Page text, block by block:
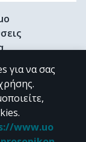
για να σας
www.uo